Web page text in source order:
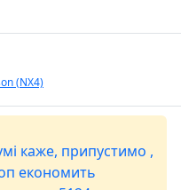
(NX4)
каже, припустимо ,
економить